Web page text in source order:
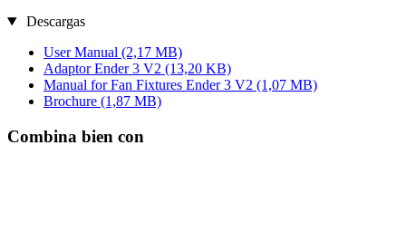
Descargas
User Manual (2,17 MB)
Adaptor Ender 3 V2 (13,20 KB)
Manual for Fan Fixtures Ender 3 V2 (1,07 MB)
Brochure (1,87 MB)
Combina bien con